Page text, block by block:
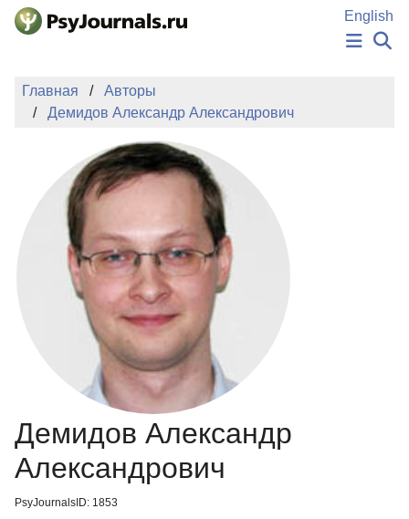
Перейти к основному содержанию
English
ИЗДАНИЯ
АВТОРЫ
ПОДАТЬ РУКОПИСЬ
БАЗА ЗНАНИЙ
КЛЮЧЕВЫЕ СЛОВА
Регистрация
Главная
Авторы
Демидов Александр Александрович
Демидов Александр
Александрович
PsyJournalsID: 1853